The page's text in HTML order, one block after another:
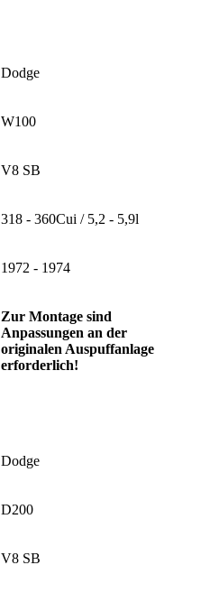
Dodge
W100
V8 SB
318 - 360Cui / 5,2 - 5,9l
1972 - 1974
Zur Montage sind
Anpassungen an der
originalen Auspuffanlage
erforderlich!
Dodge
D200
V8 SB